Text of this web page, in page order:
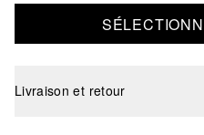
Livraison et retour